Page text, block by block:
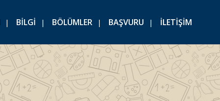
BİLGİ BÖLÜMLER BAŞVURU İLETİŞİM